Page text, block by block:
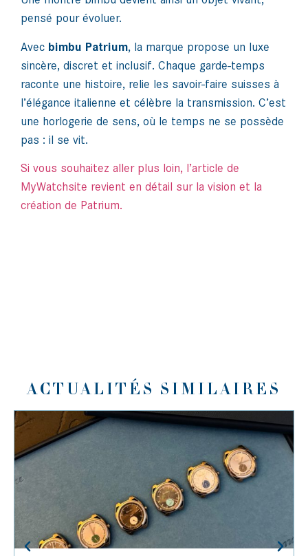
pensé pour évoluer.
Avec bimbu Patrium, la marque propose un luxe
sincère, discret et inclusif. Chaque garde-temps
raconte une histoire, relie les savoir-faire suisses à
l’élégance italienne et célèbre la transmission. C’est
une horlogerie de sens, où le temps ne se possède
pas : il se vit.
Si vous souhaitez aller plus loin, l’article de
MyWatchsite revient en détail sur la vision et la
création de Patrium.
ACTUALITÉS SIMILAIRES